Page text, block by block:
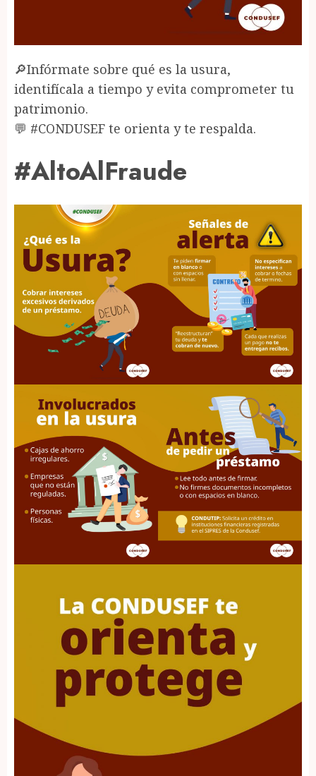
🔎Infórmate sobre qué es la usura,
identifícala a tiempo y evita comprometer tu
patrimonio.
💬 #CONDUSEF te orienta y te respalda.
#AltoAlFraude